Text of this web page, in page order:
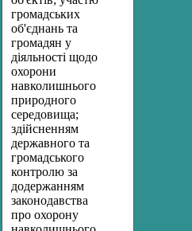
громадських
об'єднань та
громадян у
діяльності щодо
охорони
навколишнього
природного
середовища;
здійсненням
державного та
громадського
контролю за
додержанням
законодавства
про охорону